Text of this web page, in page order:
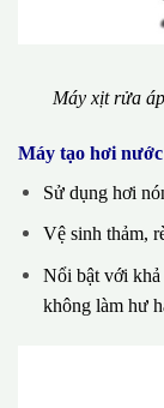
Máy xịt rửa
Máy tạo hơi
Sử dụng hơi
Vệ sinh thảm,
Nổi bật với khả
không làm hư